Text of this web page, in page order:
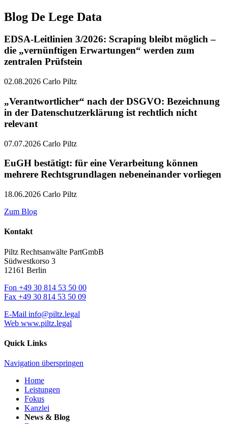
Blog De Lege Data
EDSA-Leitlinien 3/2026: Scraping bleibt möglich –
die „vernünftigen Erwartungen“ werden zum
zentralen Prüfstein
02.08.2026 Carlo Piltz
„Verantwortlicher“ nach der DSGVO: Bezeichnung
in der Datenschutzerklärung ist rechtlich nicht
relevant
07.07.2026 Carlo Piltz
EuGH bestätigt: für eine Verarbeitung können
mehrere Rechtsgrundlagen nebeneinander vorliegen
18.06.2026 Carlo Piltz
Zum Blog
Kontakt
Piltz Rechtsanwälte PartGmbB
Südwestkorso 3
12161 Berlin
Fon +49 30 814 53 50 00
Fax +49 30 814 53 50 09
E-Mail info@piltz.legal
Web www.piltz.legal
Quick Links
Navigation überspringen
Home
Leistungen
Fokus
Kanzlei
News & Blog